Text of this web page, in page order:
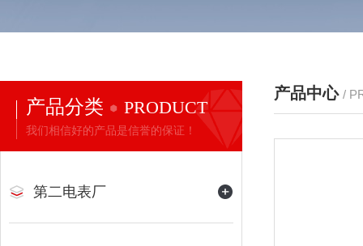
产品分类 PRODUCT
我们相信好的产品是信誉的保证！
第二电表厂
产品中心 /